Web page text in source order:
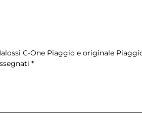
C-One Piaggio e originale
*